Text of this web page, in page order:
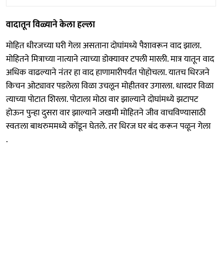
वादातून विळ्याने केला हल्ला
मोहित धीरजच्या घरी गेला असताना दोघांमध्ये पैशावरून वाद झाला.
मोहितने मित्राच्या नात्याने त्याच्या डोक्यावर टपली मारली. मात्र यातून वाद
अधिक वाढल्याने नंतर हा वाद हाणामारीपर्यंत पोहोचला. यातच धिरजने
किचन ओट्यावर पडलेला विळा उचलून मोहीतवर उगारला. धारदार विळा
त्याच्या पोटात शिरला. पोटाला मोठा वार झाल्याने दोघांमध्ये झटापट
होऊन पुन्हा दुसरा वार झाल्याने जखमी मोहितने जीव वाचविण्यासाठी
स्वतःला बाथरुममध्ये कोंडून घेतले. तर धिरज घर बंद करून पळून गेला
.